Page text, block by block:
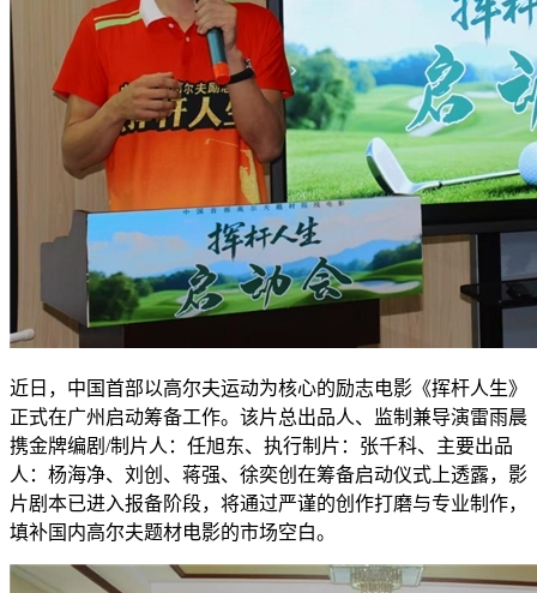
近日，中国首部以高尔夫运动为核心的励志电影《挥杆人生》
正式在广州启动筹备工作。该片总出品人、监制兼导演雷雨晨
携金牌编剧/制片人：任旭东、执行制片：张千科、主要出品
人：杨海净、刘创、蒋强、徐奕创在筹备启动仪式上透露，影
片剧本已进入报备阶段，将通过严谨的创作打磨与专业制作，
填补国内高尔夫题材电影的市场空白。